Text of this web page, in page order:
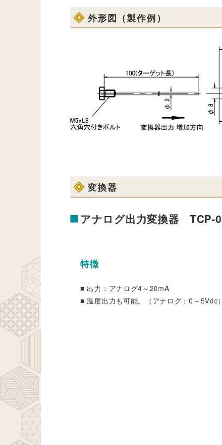
外形図（製作例）
変換器
アナログ出力変換器 TCP-
特徴
■ 出力：アナログ4～20mA
■ 温度出力も可能。（アナログ：0～5Vdc